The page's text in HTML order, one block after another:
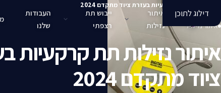
דילוג לתוכן
איתור
נזילות
ייבוש תת
רצפתי
העבודות
שלנו
איתור נזילות תת קרקעיות בעזרת ציוד מתקדם 2024
איתור נזילות
איתור נזילות תת קרקעיות
ציוד מתקדם 2024